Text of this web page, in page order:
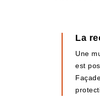
La
Une
est